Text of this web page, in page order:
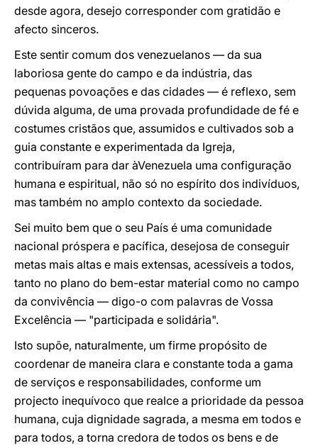
desde agora, desejo corresponder com gratidão e
afecto sinceros.
Este sentir comum dos venezuelanos — da sua
laboriosa gente do campo e da indústria, das
pequenas povoações e das cidades — é reflexo, sem
dúvida alguma, de uma provada profundidade de fé e
costumes cristãos que, assumidos e cultivados sob a
guia constante e experimentada da Igreja,
contribuíram para dar àVenezuela uma configuração
humana e espiritual, não só no espírito dos indivíduos,
mas também no amplo contexto da sociedade.
Sei muito bem que o seu País é uma comunidade
nacional próspera e pacífica, desejosa de conseguir
metas mais altas e mais extensas, acessíveis a todos,
tanto no plano do bem-estar material como no campo
da convivência — digo-o com palavras de Vossa
Excelência — "participada e solidária".
Isto supõe, naturalmente, um firme propósito de
coordenar de maneira clara e constante toda a gama
de serviços e responsabilidades, conforme um
projecto inequívoco que realce a prioridade da pessoa
humana, cuja dignidade sagrada, a mesma em todos e
para todos, a torna credora de todos os bens e de